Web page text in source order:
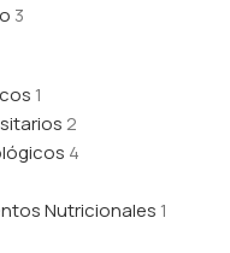
3
1
2
4
Nutricionales 1